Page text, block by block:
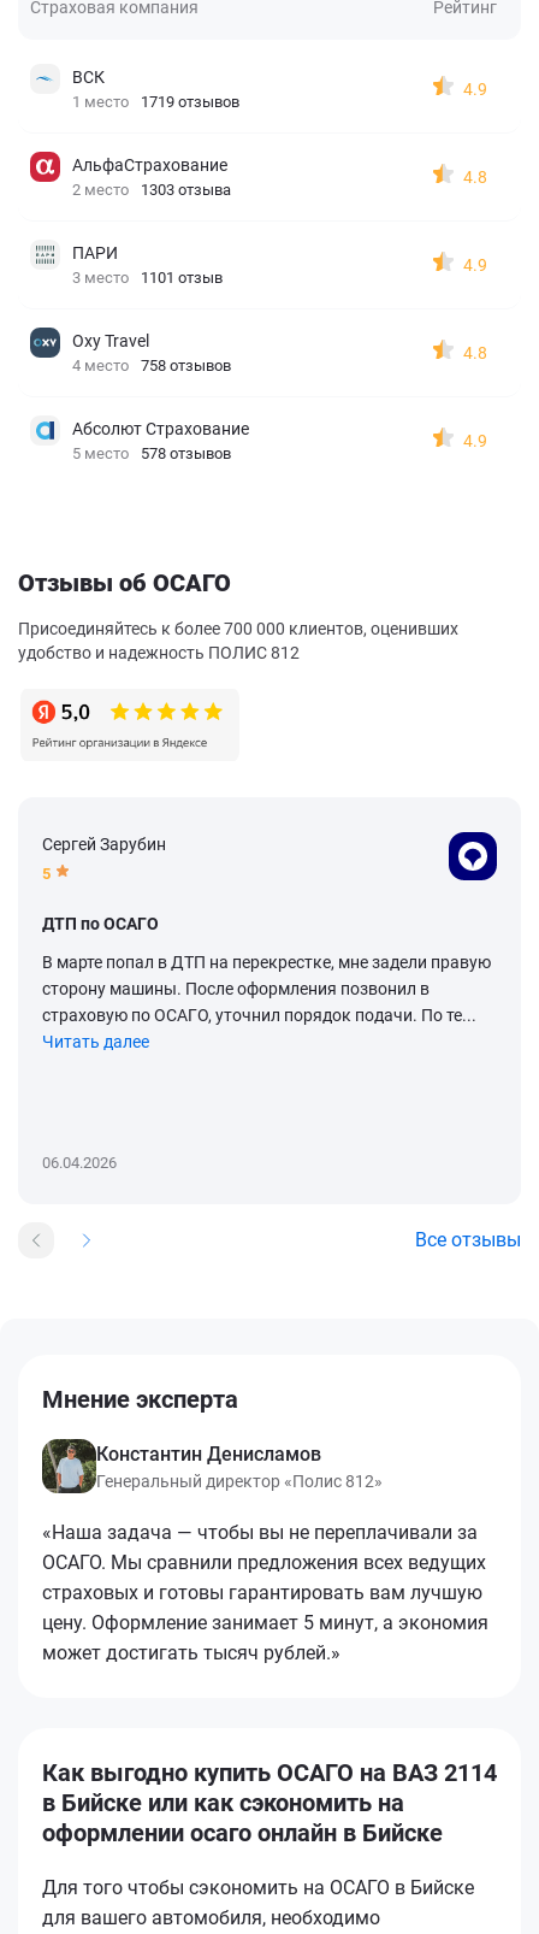
Страховая компания Рейтинг
ВСК
1 место 1719 отзывов
4.9
АльфаСтрахование
2 место 1303 отзыва
4.8
ПАРИ
3 место 1101 отзыв
4.9
Oxy Travel
4 место 758 отзывов
4.8
Абсолют Страхование
5 место 578 отзывов
4.9
Отзывы об ОСАГО
Присоединяйтесь к более 700 000 клиентов, оценивших
удобство и надежность ПОЛИС 812
Сергей Зарубин
5
ДТП по ОСАГО
В марте попал в ДТП на перекрестке, мне задели правую
сторону машины. После оформления позвонил в
страховую по ОСАГО, уточнил порядок подачи. По те...
Читать далее
06.04.2026
Все отзывы
Мнение эксперта
Константин Денисламов
Генеральный директор «Полис 812»
«Наша задача — чтобы вы не переплачивали за
ОСАГО. Мы сравнили предложения всех ведущих
страховых и готовы гарантировать вам лучшую
цену. Оформление занимает 5 минут, а экономия
может достигать тысяч рублей.»
Как выгодно купить ОСАГО на ВАЗ 2114
в Бийске или как сэкономить на
оформлении осаго онлайн в Бийске
Для того чтобы сэкономить на ОСАГО в Бийске
для вашего автомобиля, необходимо